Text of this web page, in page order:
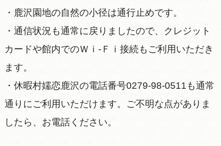
・鹿沢園地の自然の小径は通行止めです。
・通信状況も通常に戻りましたので、クレジット
カードや館内でのＷｉ-Ｆｉ接続もご利用いただき
ます。
・休暇村嬬恋鹿沢の電話番号0279-98-0511も通常
通りにご利用いただけます。ご不明な点がありま
したら、お電話ください。